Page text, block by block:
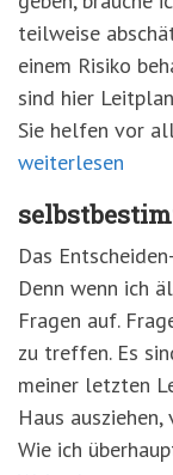
teilweise
einem Risiko
sind hier
Sie helfen vor
weiterlesen
Das
Denn wenn ich
Fragen auf.
zu treffen. Es
meiner letzten
Haus
Wie ich